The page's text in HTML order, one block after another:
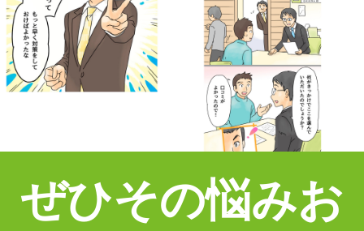
ぜひその悩みお